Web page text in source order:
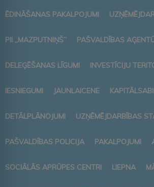
ĒDINĀŠANAS PAKALPOJUMI
PII „MAZPUTNIŅŠ” PAŠVALDĪBAS
DELEĢĒŠANAS LĪGUMI INVESTĪCIJU
IESNIEGUMI JAUNLAICENE
DETĀLPLĀNOJUMI UZŅĒMĒJDARBĪBAS
PAŠVALDĪBAS POLICIJA PAKALPOJUMI
SOCIĀLĀS APRŪPES CENTRI LIEPNA